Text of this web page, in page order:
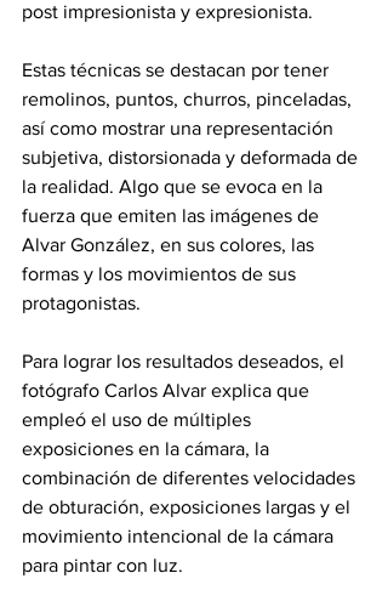
post impresionista y expresionista.
Estas técnicas se destacan por tener
remolinos, puntos, churros, pinceladas,
así como mostrar una representación
subjetiva, distorsionada y deformada de
la realidad. Algo que se evoca en la
fuerza que emiten las imágenes de
Alvar González, en sus colores, las
formas y los movimientos de sus
protagonistas.
Para lograr los resultados deseados, el
fotógrafo Carlos Alvar explica que
empleó el uso de múltiples
exposiciones en la cámara, la
combinación de diferentes velocidades
de obturación, exposiciones largas y el
movimiento intencional de la cámara
para pintar con luz.